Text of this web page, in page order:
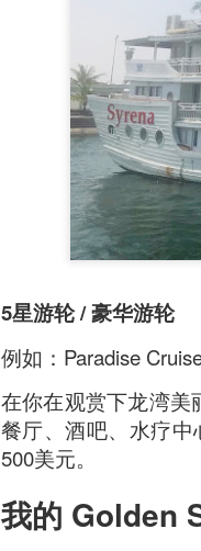
5星游轮 / 豪华游轮
例如：Paradise
在你在观赏下龙湾美
餐厅、酒吧、水疗中
500美元。
我的 Golden
Stir Fried Udon
couldn’t really taste the
Mr Stonebowl is a
innovative Chinese